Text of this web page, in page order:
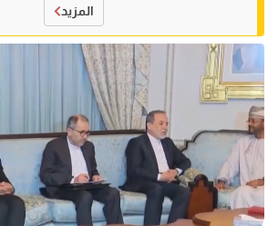
المزيد